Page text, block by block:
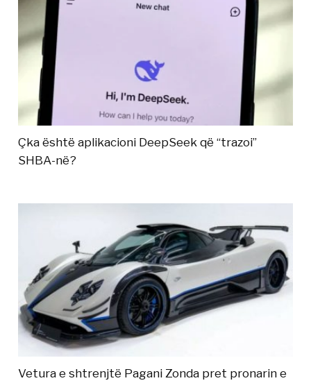
Çka është aplikacioni DeepSeek që “trazoi”
SHBA-në?
Vetura e shtrenjtë Pagani Zonda pret pronarin e